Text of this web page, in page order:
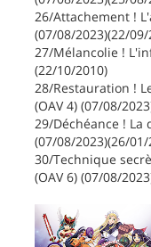
26/Attachement !
(07/08/2023)(22/09/
27/Mélancolie !
(22/10/2010)
28/Restauration !
(OAV 4) (07/08/
29/Déchéance ! La
(07/08/2023)(26/01/
30/Technique
(OAV 6) (07/08/